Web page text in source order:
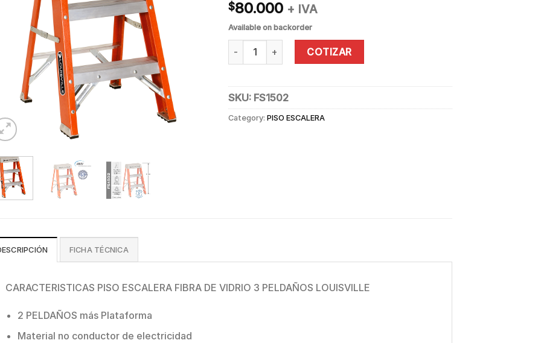
$80.000 + IVA
Available on backorder
PISO ESCALERA FIBRA DE VIDRIO 3 PELDAÑOS 0.61 MTS 135 KG
COTIZAR
SKU: FS1502
Category:PISO ESCALERA
FICHA TÉCNICA
CARACTERISTICAS PISO ESCALERA FIBRA DE VIDRIO 3 PELDAÑOS LOUISVILLE
2 PELDAÑOS más Plataforma
Material no conductor de electricidad